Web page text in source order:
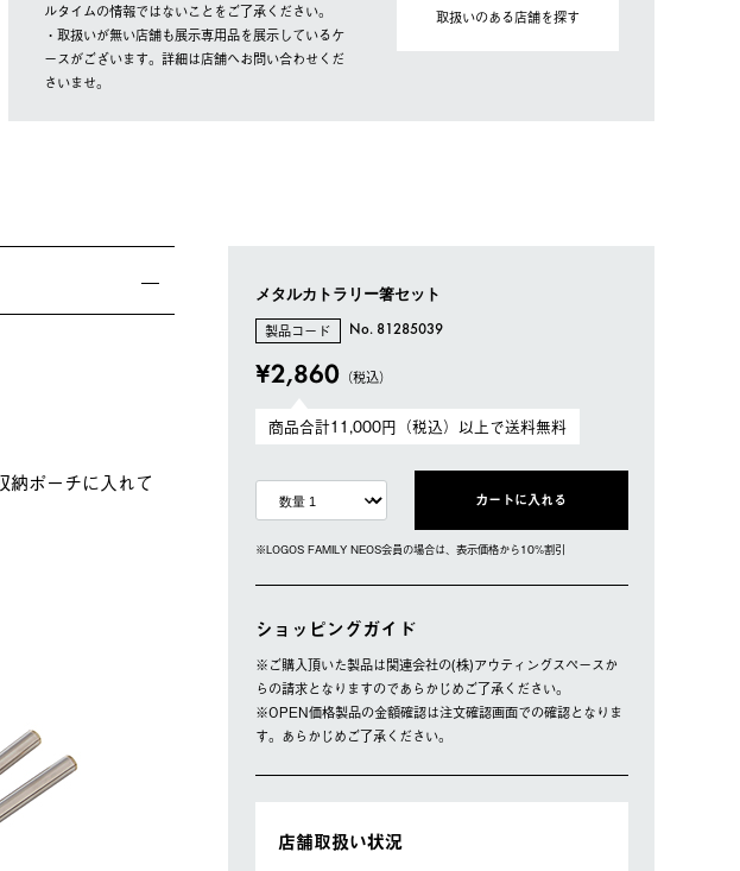
ルタイムの情報ではないことをご了承ください。
・取扱いが無い店舗も展示専用品を展示しているケ
ースがございます。詳細は店舗へお問い合わせくだ
さいませ。
取扱いのある店舗を探す
納ポーチに入れて
メタルカトラリー箸セット
製品コード No. 81285039
¥2,860（税込）
商品合計11,000円（税込）以上で送料無料
カートに入れる
※LOGOS FAMILY NEOS会員の場合は、表⽰価格から10%割引
ショッピングガイド
※ご購⼊頂いた製品は関連会社の(株)アウティングスペースか
らの請求となりますのであらかじめご了承ください。
※OPEN価格製品の⾦額確認は注⽂確認画⾯での確認となりま
す。あらかじめご了承ください。
店舗取扱い状況